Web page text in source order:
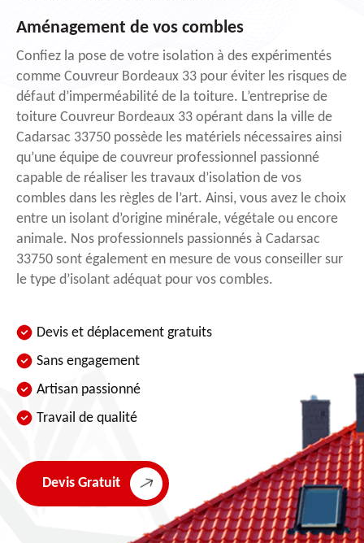
Aménagement de vos combles
Confiez la pose de votre isolation à des expérimentés
comme Couvreur Bordeaux 33 pour éviter les risques de
défaut d’imperméabilité de la toiture. L’entreprise de
toiture Couvreur Bordeaux 33 opérant dans la ville de
Cadarsac 33750 possède les matériels nécessaires ainsi
qu’une équipe de couvreur professionnel passionné
capable de réaliser les travaux d’isolation de vos
combles dans les règles de l’art. Ainsi, vous avez le choix
entre un isolant d’origine minérale, végétale ou encore
animale. Nos professionnels passionnés à Cadarsac
33750 sont également en mesure de vous conseiller sur
le type d’isolant adéquat pour vos combles.
Devis et déplacement gratuits
Sans engagement
Artisan passionné
Travail de qualité
Devis Gratuit